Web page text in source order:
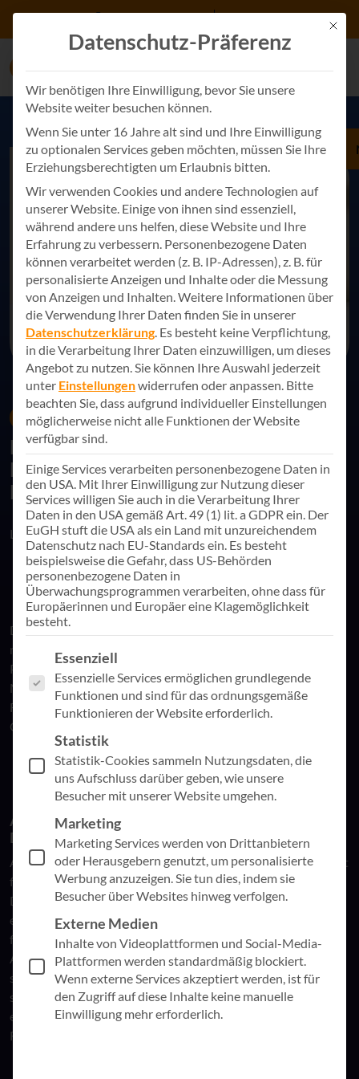
Zum Inhalt springen
Referenznews 31. Juli 2025
Effizientes Reporting mit Microsoft
Fabric: ounda automatisiert
Datenprozesse mit AppSphere
Link teilen
Die ounda GmbH hat gemeinsam mit der AppSphere AG eine
moderne Datenplattform realisiert, die interne Reporting-
Prozesse deutlich vereinfacht. Durch die Einführung von
Microsoft Fabric und Power BI können Daten aus über 100
Filialen zentral ausgewertet und für
Geschäftsentscheidungen nutzbar gemacht werden.
Ausgangslage: Manuelle Prozesse, heterogene
Datenquellen
Als Betreiberin von rund 100 Optik- und Hörakustikfilialen ist
für die ounda GmbH eine schnelle und zuverlässige
Datenauswertung entscheidend. Die Standardsoftware IPRO
erfüllt in den Filialen die täglichen Anforderungen, jedoch
fehlten in der Zentrale zentrale Berichts- und
Analysefunktionen. Ziel des Projekts war es, eine Lösung zu
schaffen, die Datenquellen systematisch zusammenführt,
standardisiert und eine automatisierte Berichterstellung
ermöglicht – bei gleichzeitig hoher Datenqualität und
Flexibilität.
Mit
Datenschutz-Präferenz
Wir benötigen Ihre Einwilligung, bevor Sie unsere
Website weiter besuchen können.
Wenn Sie unter 16 Jahre alt sind und Ihre Einwilligung
zu optionalen Services geben möchten, müssen Sie Ihre
Erziehungsberechtigten um Erlaubnis bitten.
Wir verwenden Cookies und andere Technologien auf
unserer Website. Einige von ihnen sind essenziell,
während andere uns helfen, diese Website und Ihre
Erfahrung zu verbessern. Personenbezogene Daten
können verarbeitet werden (z. B. IP-Adressen), z. B. für
personalisierte Anzeigen und Inhalte oder die Messung
von Anzeigen und Inhalten.Weitere Informationen über
die Verwendung Ihrer Daten finden Sie in unserer
Datenschutzerklärung. Es besteht keine Verpflichtung,
in die Verarbeitung Ihrer Daten einzuwilligen, um dieses
Angebot zu nutzen.Sie können Ihre Auswahl jederzeit
unter Einstellungenwiderrufen oder anpassen. Bitte
beachten Sie, dass aufgrund individueller Einstellungen
möglicherweise nicht alle Funktionen der Website
verfügbar sind.
Einige Services verarbeiten personenbezogene Daten in
den USA. Mit Ihrer Einwilligung zur Nutzung dieser
Services willigen Sie auch in die Verarbeitung Ihrer
Daten in den USA gemäß Art. 49 (1) lit. a GDPR ein. Der
EuGH stuft die USA als ein Land mit unzureichendem
Datenschutz nach EU-Standards ein. Es besteht
beispielsweise die Gefahr, dass US-Behörden
personenbezogene Daten in
Überwachungsprogrammen verarbeiten, ohne dass für
Europäerinnen und Europäer eine Klagemöglichkeit
besteht.
Es folgt eine Liste der Service-Gruppen, für die eine
Essenziell
Essenzielle Services ermöglichen grundlegende
Funktionen und sind für das ordnungsgemäße
Funktionieren der Website erforderlich.
Statistik
Statistik-Cookies sammeln Nutzungsdaten, die
uns Aufschluss darüber geben, wie unsere
Besucher mit unserer Website umgehen.
Marketing
Marketing Services werden von Drittanbietern
oder Herausgebern genutzt, um personalisierte
Werbung anzuzeigen. Sie tun dies, indem sie
Besucher über Websites hinweg verfolgen.
Externe Medien
Inhalte von Videoplattformen und Social-Media-
Plattformen werden standardmäßig blockiert.
Wenn externe Services akzeptiert werden, ist für
den Zugriff auf diese Inhalte keine manuelle
Einwilligung mehr erforderlich.